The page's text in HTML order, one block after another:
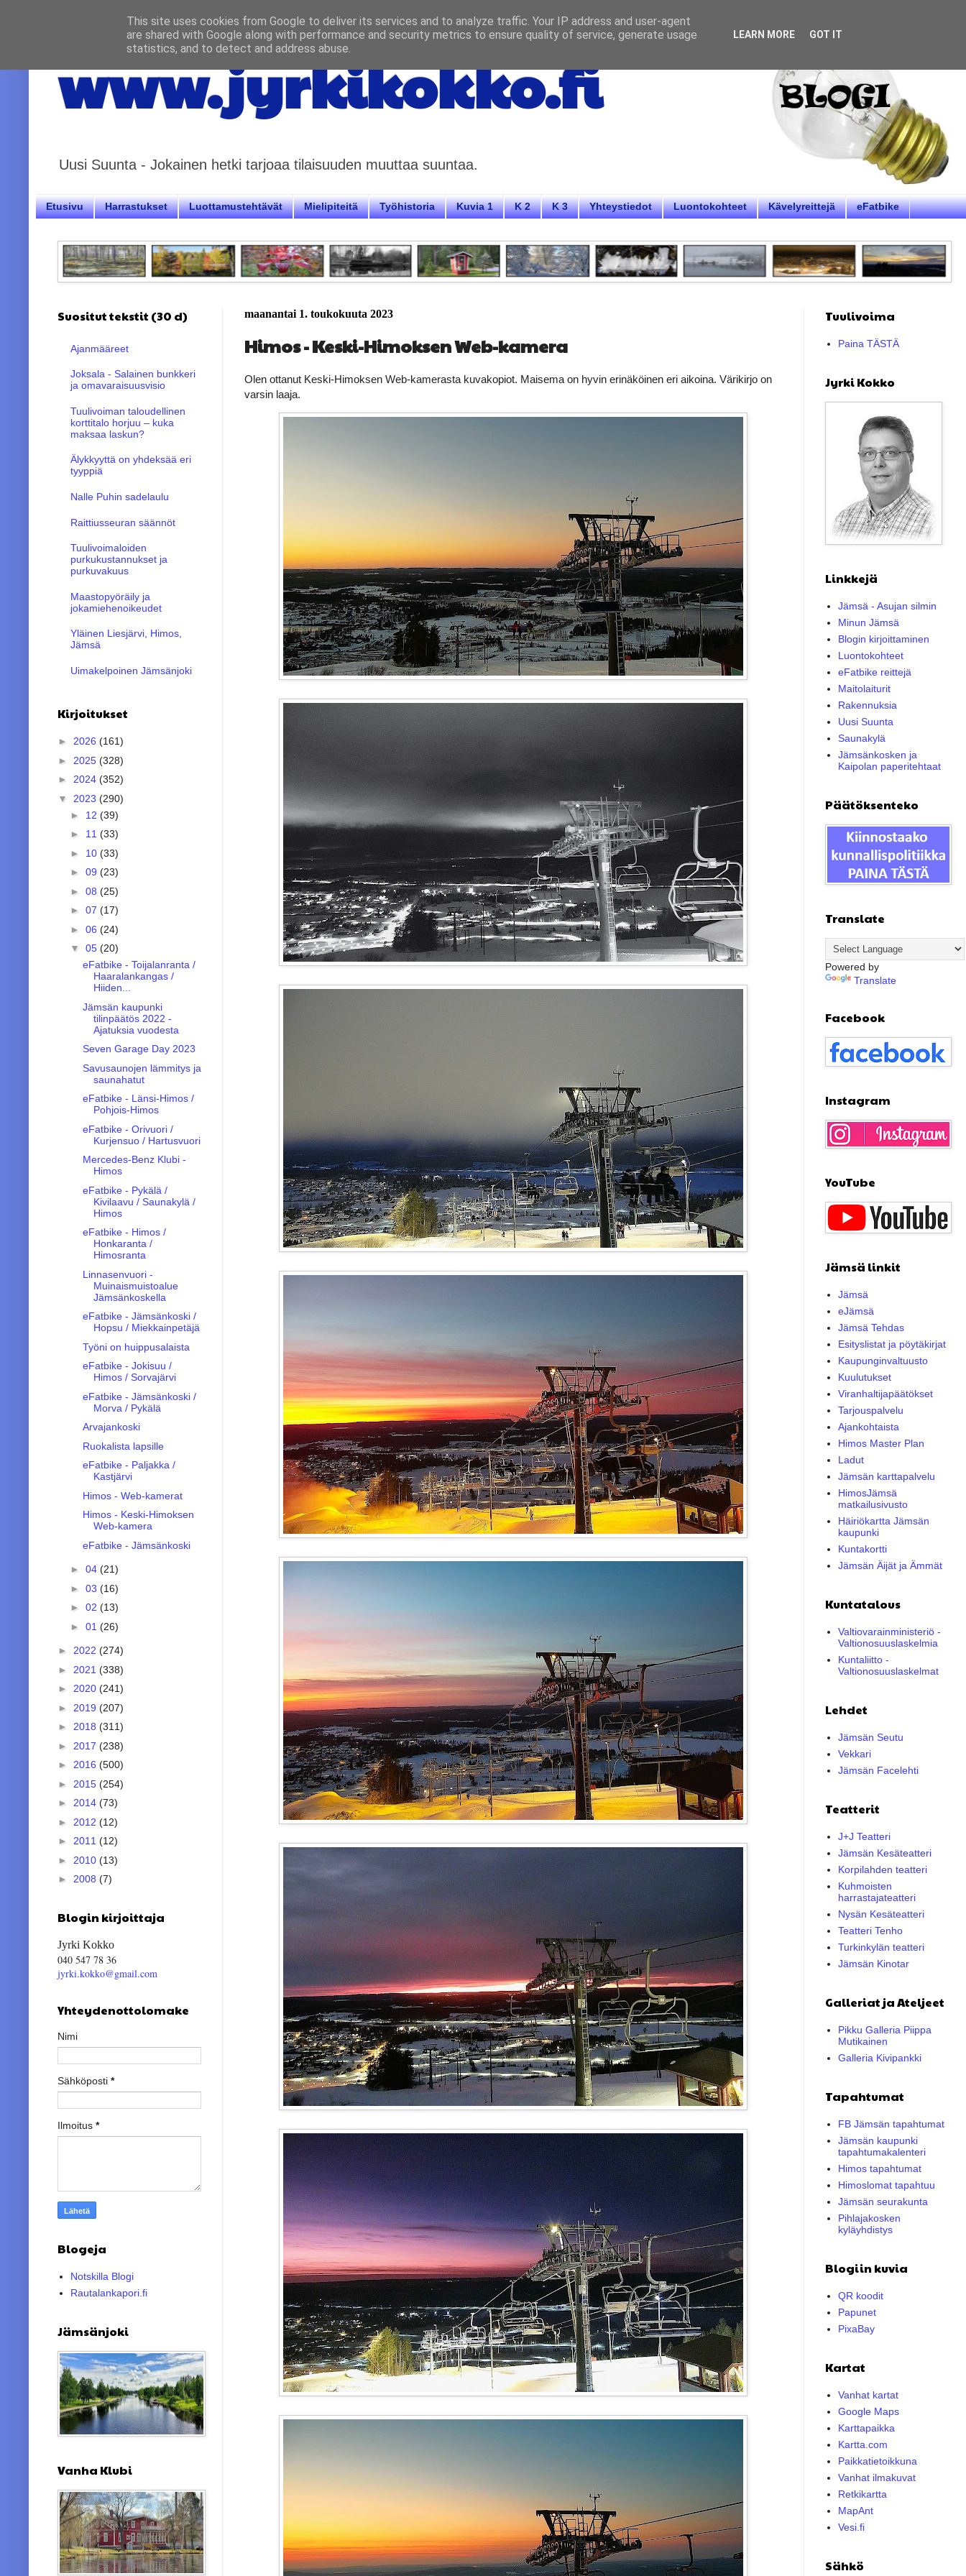
www.jyrkikokko.fi
Uusi Suunta - Jokainen hetki tarjoaa tilaisuuden muuttaa suuntaa.
Etusivu Harrastukset Luottamustehtävät Mielipiteitä Työhistoria Kuvia 1 K 2 K 3 Yhteystiedot Luontokohteet Kävelyreittejä eFatbike
maanantai 1. toukokuuta 2023
Himos - Keski-Himoksen Web-kamera
Olen ottanut Keski-Himoksen Web-kamerasta kuvakopiot. Maisema on hyvin erinäköinen eri aikoina. Värikirjo on
varsin laaja.
Suositut tekstit (30 d)
Ajanmääreet
Joksala - Salainen bunkkeri
ja omavaraisuusvisio
Tuulivoiman taloudellinen
korttitalo horjuu – kuka
maksaa laskun?
Älykkyyttä on yhdeksää eri
tyyppiä
Nalle Puhin sadelaulu
Raittiusseuran säännöt
Tuulivoimaloiden
purkukustannukset ja
purkuvakuus
Maastopyöräily ja
jokamiehenoikeudet
Yläinen Liesjärvi, Himos,
Jämsä
Uimakelpoinen Jämsänjoki
Kirjoitukset
► 2026 (161)
► 2025 (328)
► 2024 (352)
▼ 2023 (290)
► 12 (39)
► 11 (33)
► 10 (33)
► 09 (23)
► 08 (25)
► 07 (17)
► 06 (24)
▼ 05 (20)
eFatbike - Toijalanranta /
Haaralankangas /
Hiiden...
Jämsän kaupunki
tilinpäätös 2022 -
Ajatuksia vuodesta
Seven Garage Day 2023
Savusaunojen lämmitys ja
saunahatut
eFatbike - Länsi-Himos /
Pohjois-Himos
eFatbike - Orivuori /
Kurjensuo / Hartusvuori
Mercedes-Benz Klubi -
Himos
eFatbike - Pykälä /
Kivilaavu / Saunakylä /
Himos
eFatbike - Himos /
Honkaranta /
Himosranta
Linnasenvuori -
Muinaismuistoalue
Jämsänkoskella
eFatbike - Jämsänkoski /
Hopsu / Miekkainpetäjä
Työni on huippusalaista
eFatbike - Jokisuu /
Himos / Sorvajärvi
eFatbike - Jämsänkoski /
Morva / Pykälä
Arvajankoski
Ruokalista lapsille
eFatbike - Paljakka /
Kastjärvi
Himos - Web-kamerat
Himos - Keski-Himoksen
Web-kamera
eFatbike - Jämsänkoski
► 04 (21)
► 03 (16)
► 02 (13)
► 01 (26)
► 2022 (274)
► 2021 (338)
► 2020 (241)
► 2019 (207)
► 2018 (311)
► 2017 (238)
► 2016 (500)
► 2015 (254)
► 2014 (73)
► 2012 (12)
► 2011 (12)
► 2010 (13)
► 2008 (7)
Blogin kirjoittaja
Jyrki Kokko
040 547 78 36
jyrki.kokko@gmail.com
Yhteydenottolomake
Nimi
Sähköposti *
Ilmoitus *
Blogeja
Notskilla Blogi
Rautalankapori.fi
Jämsänjoki
Vanha Klubi
Tuulivoima
Paina TÄSTÄ
Jyrki Kokko
Linkkejä
Jämsä - Asujan silmin
Minun Jämsä
Blogin kirjoittaminen
Luontokohteet
eFatbike reittejä
Maitolaiturit
Rakennuksia
Uusi Suunta
Saunakylä
Jämsänkosken ja
Kaipolan paperitehtaat
Päätöksenteko
Translate
Powered by
Translate
Facebook
Instagram
YouTube
Jämsä linkit
Jämsä
eJämsä
Jämsä Tehdas
Esityslistat ja pöytäkirjat
Kaupunginvaltuusto
Kuulutukset
Viranhaltijapäätökset
Tarjouspalvelu
Ajankohtaista
Himos Master Plan
Ladut
Jämsän karttapalvelu
HimosJämsä
matkailusivusto
Häiriökartta Jämsän
kaupunki
Kuntakortti
Jämsän Äijät ja Ämmät
Kuntatalous
Valtiovarainministeriö -
Valtionosuuslaskelmia
Kuntaliitto -
Valtionosuuslaskelmat
Lehdet
Jämsän Seutu
Vekkari
Jämsän Facelehti
Teatterit
J+J Teatteri
Jämsän Kesäteatteri
Korpilahden teatteri
Kuhmoisten
harrastajateatteri
Nysän Kesäteatteri
Teatteri Tenho
Turkinkylän teatteri
Jämsän Kinotar
Galleriat ja Ateljeet
Pikku Galleria Piippa
Mutikainen
Galleria Kivipankki
Tapahtumat
FB Jämsän tapahtumat
Jämsän kaupunki
tapahtumakalenteri
Himos tapahtumat
Himoslomat tapahtuu
Jämsän seurakunta
Pihlajakosken
kyläyhdistys
Blogiin kuvia
QR koodit
Papunet
PixaBay
Kartat
Vanhat kartat
Google Maps
Karttapaikka
Kartta.com
Paikkatietoikkuna
Vanhat ilmakuvat
Retkikartta
MapAnt
Vesi.fi
Sähkö
This site uses cookies from Google to deliver its services and to analyze traffic. Your IP address and user-agent
are shared with Google along with performance and security metrics to ensure quality of service, generate usage
statistics, and to detect and address abuse.
LEARN MORE GOT IT